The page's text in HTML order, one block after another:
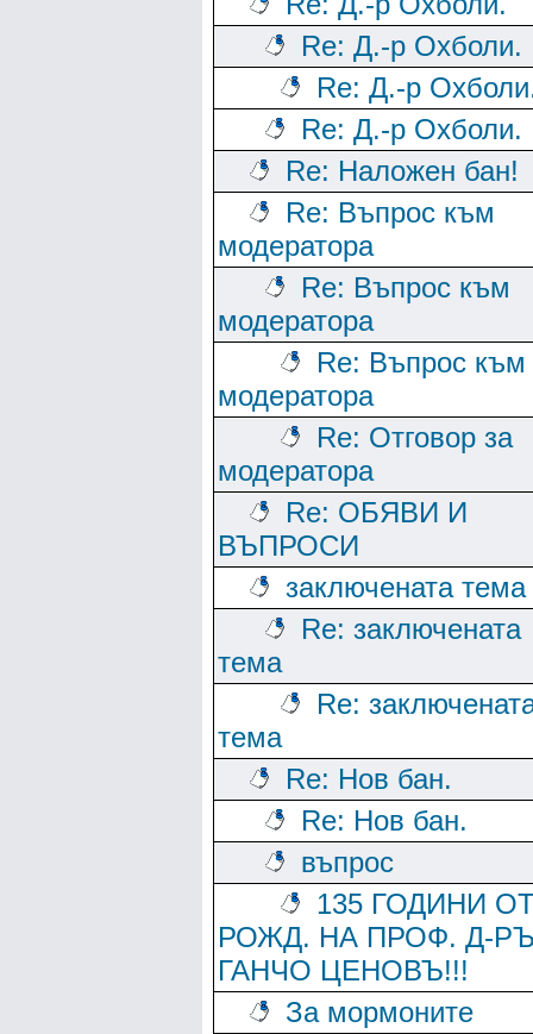
Re: Д.-р Охболи.
Re: Д.-р
Re: Д.-р Охболи.
Re: Наложен бан!
Re: Въпрос към
модератора
Re: Въпрос към
модератора
Re: Въпрос към
модератора
Re: Отговор за
модератора
Re: ОБЯВИ И
ВЪПРОСИ
заключената тема
Re: заключената
тема
Re:
тема
Re: Нов бан.
Re: Нов бан.
въпрос
135 ГОДИНИ
РОЖД. НА ПРОФ. Д-
ГАНЧО ЦЕНОВЪ!!!
За мормоните